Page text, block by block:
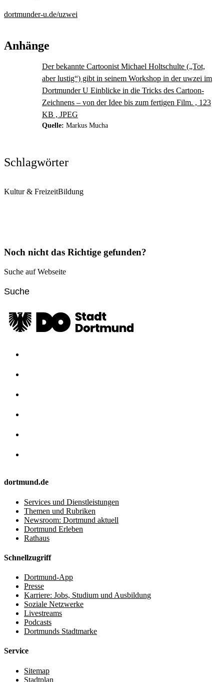
dortmunder-u.de/uzwei
Anhänge
Der bekannte Cartoonist Michael Holtschulte („Tot,
aber lustig“) gibt in seinem Workshop in der uwzei im
Dortmunder U Einblicke in die Tricks des Cartoon-
Zeichnens – von der Idee bis zum fertigen Film. , 123
KB , JPEG
Quelle: Markus Mucha
Schlagwörter
Kultur & FreizeitBildung
Noch nicht das Richtige gefunden?
Suche auf Webseite
dortmund.de
Services und Dienstleistungen
Themen und Rubriken
Newsroom: Dortmund aktuell
Dortmund Erleben
Rathaus
Schnellzugriff
Dortmund-App
Presse
Karriere: Jobs, Studium und Ausbildung
Soziale Netzwerke
Livestreams
Podcasts
Dortmunds Stadtmarke
Service
Sitemap
Stadtplan